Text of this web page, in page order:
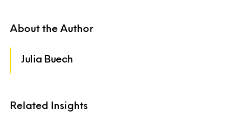
About the Author
Julia Buech
Related Insights